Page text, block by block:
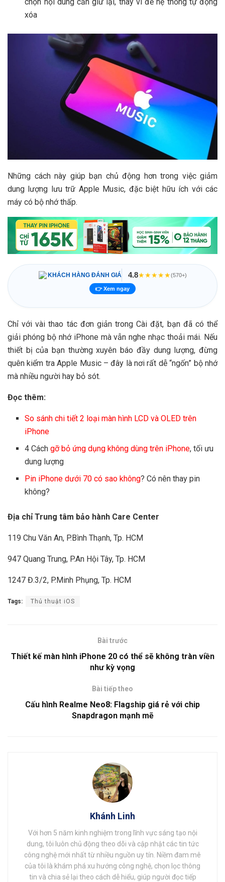
xóa
Những cách này giúp bạn chủ động hơn trong việc giảm
dung lượng lưu trữ Apple Music, đặc biệt hữu ích với các
máy có bộ nhớ thấp.
KHÁCH HÀNG ĐÁNH GIÁ 4.8★★★★★(570+)
👉 Xem ngay
Chỉ với vài thao tác đơn giản trong Cài đặt, bạn đã có thể
giải phóng bộ nhớ iPhone mà vẫn nghe nhạc thoải mái. Nếu
thiết bị của bạn thường xuyên báo đầy dung lượng, đừng
quên kiểm tra Apple Music – đây là nơi rất dễ “ngốn” bộ nhớ
mà nhiều người hay bỏ sót.
Đọc thêm:
So sánh chi tiết 2 loại màn hình LCD và OLED trên
iPhone
4 Cáchgỡ bỏ ứng dụng không dùng trên iPhone, tối ưu
dung lượng
Pin iPhone dưới 70 có sao không? Có nên thay pin
không?
Địa chỉ Trung tâm bảo hành Care Center
119 Chu Văn An, P.Bình Thạnh, Tp. HCM
947 Quang Trung, P.An Hội Tây, Tp. HCM
1247 Đ.3/2, P.Minh Phụng, Tp. HCM
Tags: Thủ thuật iOS
Bài trước
Thiết kế màn hình iPhone 20 có thể sẽ không tràn viền
như kỳ vọng
Bài tiếp theo
Cấu hình Realme Neo8: Flagship giá rẻ với chip
Snapdragon mạnh mẽ
Khánh Linh
Với hơn 5 năm kinh nghiệm trong lĩnh vực sáng tạo nội
dung, tôi luôn chủ động theo dõi và cập nhật các tin tức
công nghệ mới nhất từ nhiều nguồn uy tín. Niềm đam mê
của tôi là khám phá xu hướng công nghệ, chọn lọc thông
tin và chia sẻ lại theo cách dễ hiểu, giúp người đọc tiếp